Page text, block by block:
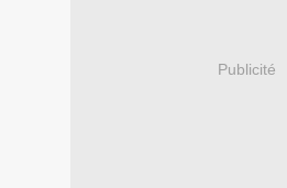
Publicité